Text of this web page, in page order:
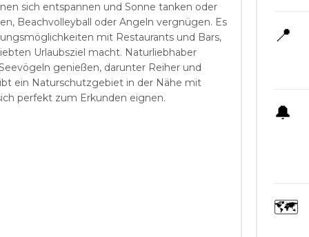
sich entspannen und Sonne tanken oder
Beachvolleyball oder Angeln vergnügen. Es
mit Restaurants und Bars,
Urlaubsziel macht. Naturliebhaber
genießen, darunter Reiher und
ein Naturschutzgebiet in der Nähe mit
perfekt zum Erkunden eignen.
📍
🔔
🗺